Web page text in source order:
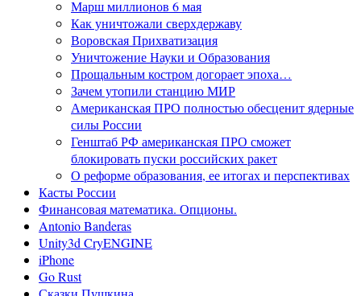
Марш миллионов 6 мая
Как уничтожали сверхдержаву
Воровская Прихватизация
Уничтожение Науки и Образования
Прощальным костром догорает эпоха…
Зачем утопили станцию МИР
Американская ПРО полностью обесценит ядерные
силы России
Генштаб РФ американская ПРО сможет
блокировать пуски российских ракет
О реформе образования, ее итогах и перспективах
Касты России
Финансовая математика. Опционы.
Antonio Banderas
Unity3d CryENGINE
iPhone
Go Rust